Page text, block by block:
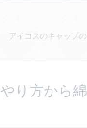
アイコスのキャップ
り方から